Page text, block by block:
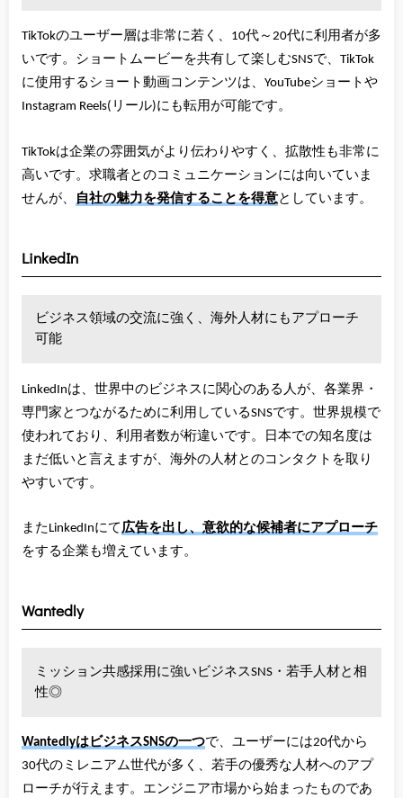
TikTokのユーザー層は非常に若く、10代～20代に利用者が多
いです。ショートムービーを共有して楽しむSNSで、TikTok
に使用するショート動画コンテンツは、YouTubeショートや
Instagram Reels(リール)にも転用が可能です。
TikTokは企業の雰囲気がより伝わりやすく、拡散性も非常に
高いです。求職者とのコミュニケーションには向いていま
せんが、
自社の魅力を発信することを得意としています。
LinkedIn
ビジネス領域の交流に強く、海外人材にもアプローチ
可能
LinkedInは、世界中のビジネスに関心のある人が、各業界・
専門家とつながるために利用しているSNSです。世界規模で
使われており、利用者数が桁違いです。日本での知名度は
まだ低いと言えますが、海外の人材とのコンタクトを取り
やすいです。
またLinkedInにて広告を出し、意欲的な候補者にアプローチ
をする企業も増えています。
Wantedly
ミッション共感採用に強いビジネスSNS・若手人材と相
性◎
WantedlyはビジネスSNSの一つで、ユーザーには20代から
30代のミレニアム世代が多く、若手の優秀な人材へのアプ
ローチが行えます。エンジニア市場から始まったものであ